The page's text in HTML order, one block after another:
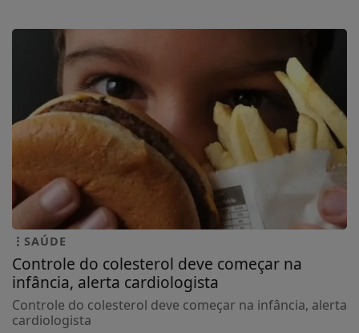
SAÚDE
Controle do colesterol deve começar na
infância, alerta cardiologista
Controle do colesterol deve começar na infância, alerta
cardiologista